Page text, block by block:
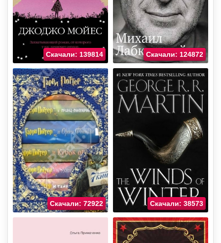
Скачали: 139814 Скачали: 124872
Скачали: 72922 Скачали: 38573